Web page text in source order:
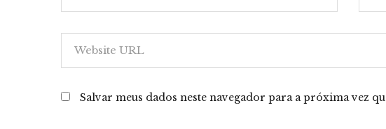
Salvar meus dados neste navegador para a próxima vez